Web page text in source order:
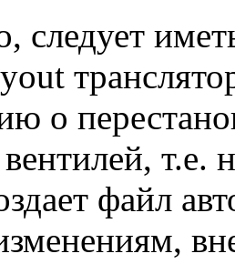
следует
о
т.е.
файл